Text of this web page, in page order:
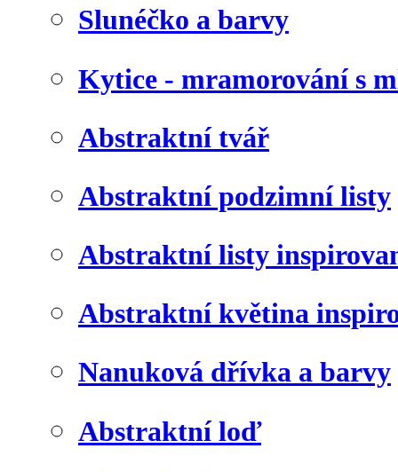
Slunéčko a barvy
Kytice - mramorování s
Abstraktní tvář
Abstraktní podzimní listy
Abstraktní listy
Abstraktní květina
Nanuková dřívka a barvy
Abstraktní loď